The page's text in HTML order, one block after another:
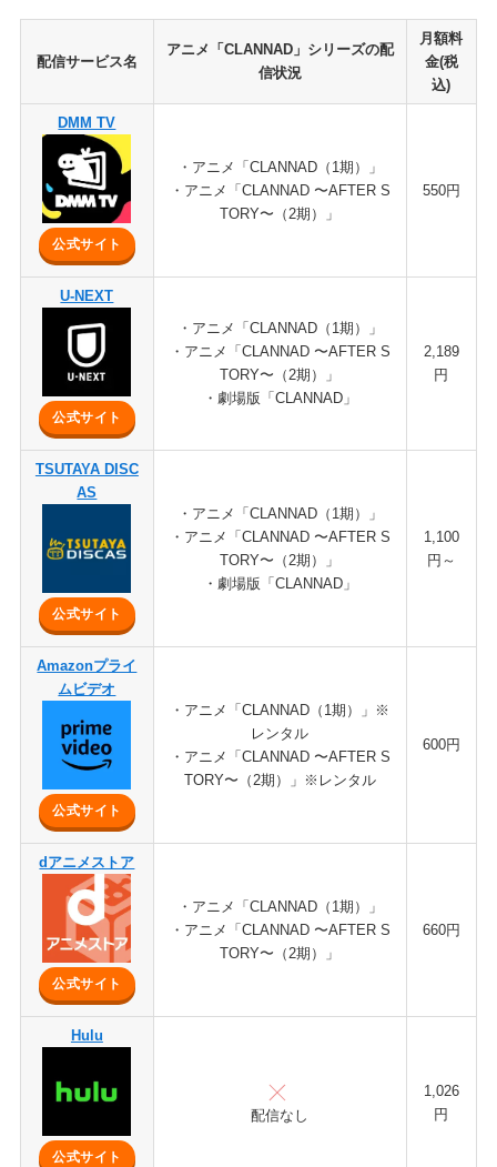
配信サービス名
アニメ「CLANNAD」シリーズの配
信状況
月額料
金(税
込)
DMM TV
公式サイト
・アニメ「CLANNAD（1期）」
・アニメ「CLANNAD 〜AFTER S
TORY〜（2期）」
550円
U-NEXT
公式サイト
・アニメ「CLANNAD（1期）」
・アニメ「CLANNAD 〜AFTER S
TORY〜（2期）」
・劇場版「CLANNAD」
2,189
円
TSUTAYA DISC
AS
公式サイト
・アニメ「CLANNAD（1期）」
・アニメ「CLANNAD 〜AFTER S
TORY〜（2期）」
・劇場版「CLANNAD」
1,100
円～
Amazonプライ
ムビデオ
公式サイト
・アニメ「CLANNAD（1期）」※
レンタル
・アニメ「CLANNAD 〜AFTER S
TORY〜（2期）」※レンタル
600円
dアニメストア
公式サイト
・アニメ「CLANNAD（1期）」
・アニメ「CLANNAD 〜AFTER S
TORY〜（2期）」
660円
Hulu
公式サイト
配信なし
1,026
円